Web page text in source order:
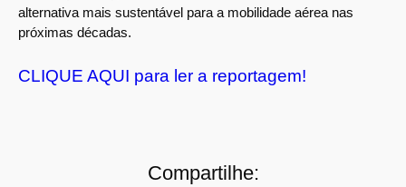
alternativa mais sustentável para a mobilidade aérea nas
próximas décadas.
CLIQUE AQUI para ler a reportagem!
Compartilhe: